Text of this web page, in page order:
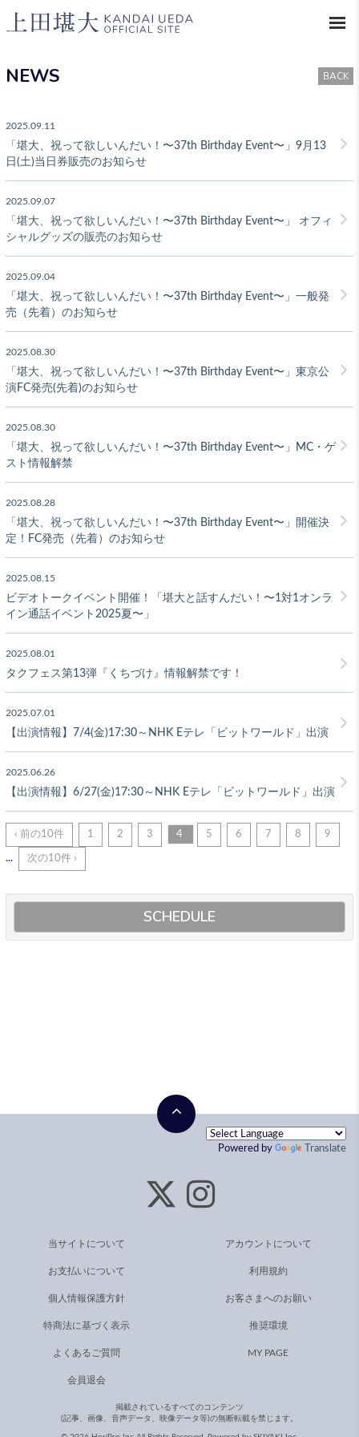
NEWS BACK
2025.09.11
「堪大、祝って欲しいんだい！〜37th Birthday Event〜」9月13
日(土)当日券販売のお知らせ
2025.09.07
「堪大、祝って欲しいんだい！〜37th Birthday Event〜」 オフィ
シャルグッズの販売のお知らせ
2025.09.04
「堪大、祝って欲しいんだい！〜37th Birthday Event〜」一般発
売（先着）のお知らせ
2025.08.30
「堪大、祝って欲しいんだい！〜37th Birthday Event〜」東京公
演FC発売(先着)のお知らせ
2025.08.30
「堪大、祝って欲しいんだい！〜37th Birthday Event〜」MC・ゲ
スト情報解禁
2025.08.28
「堪大、祝って欲しいんだい！〜37th Birthday Event〜」開催決
定！FC発売（先着）のお知らせ
2025.08.15
ビデオトークイベント開催！「堪大と話すんだい！〜1対1オンラ
イン通話イベント2025夏〜」
2025.08.01
タクフェス第13弾『くちづけ』情報解禁です！
2025.07.01
【出演情報】7/4(金)17:30～NHK Eテレ「ビットワールド」出演
2025.06.26
【出演情報】6/27(金)17:30～NHK Eテレ「ビットワールド」出演
‹ 前の10件 1 2 3 4 5 6 7 8 9
... 次の10件 ›
SCHEDULE
Powered by Translate
当サイトについて アカウントについて
お支払いについて 利用規約
個人情報保護方針 お客さまへのお願い
特商法に基づく表示 推奨環境
よくあるご質問 MY PAGE
会員退会
掲載されているすべてのコンテンツ
(記事、画像、音声データ、映像データ等)の無断転載を禁じます。